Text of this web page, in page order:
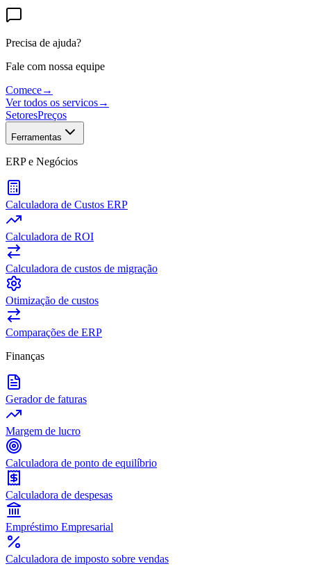
Precisa de ajuda?
Fale com nossa equipe
Comece→
Ver todos os servicos→
SetoresPreços
Ferramentas
ERP e Negócios
Calculadora de Custos ERP
Calculadora de ROI
Calculadora de custos de migração
Otimização de custos
Comparações de ERP
Finanças
Gerador de faturas
Margem de lucro
Calculadora de ponto de equilíbrio
Calculadora de despesas
Empréstimo Empresarial
Calculadora de imposto sobre vendas